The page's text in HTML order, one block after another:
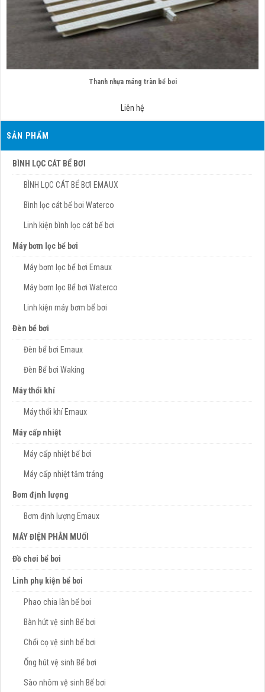
Thanh nhựa máng tràn bể bơi
Liên hệ
SẢN PHẨM
BÌNH LỌC CÁT BỂ BƠI
BÌNH LỌC CÁT BỂ BƠI EMAUX
Bình lọc cát bể bơi Waterco
Linh kiện bình lọc cát bể bơi
Máy bơm lọc bể bơi
Máy bơm lọc bể bơi Emaux
Máy bơm lọc Bể bơi Waterco
Linh kiện máy bơm bể bơi
Đèn bể bơi
Đèn bể bơi Emaux
Đèn Bể bơi Waking
Máy thổi khí
Máy thổi khí Emaux
Máy cấp nhiệt
Máy cấp nhiệt bể bơi
Máy cấp nhiệt tắm tráng
Bơm định lượng
Bơm định lượng Emaux
MÁY ĐIỆN PHÂN MUỐI
Đồ chơi bể bơi
Linh phụ kiện bể bơi
Phao chia làn bể bơi
Bàn hút vệ sinh Bể bơi
Chổi cọ vệ sinh bể bơi
Ống hút vệ sinh Bể bơi
Sào nhôm vệ sinh Bể bơi